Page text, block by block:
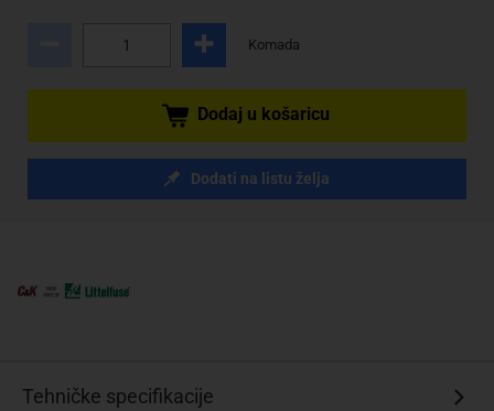
Komada
Dodaj u košaricu
Dodati na listu želja
Tehničke specifikacije